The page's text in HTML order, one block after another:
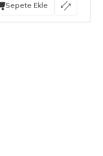
Sepete Ekle